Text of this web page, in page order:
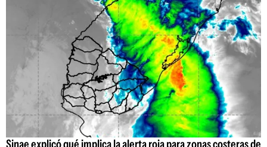
Sinae explicó qué implica la alerta roja para zonas costeras de